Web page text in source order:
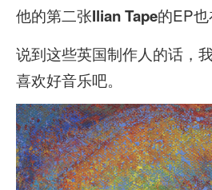
他的第二张Ilian Tape的EP也
说到这些英国制作人的话，
喜欢好音乐吧。